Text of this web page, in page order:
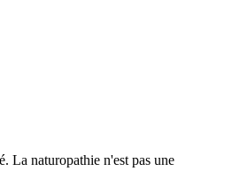
La naturopathie n'est pas une